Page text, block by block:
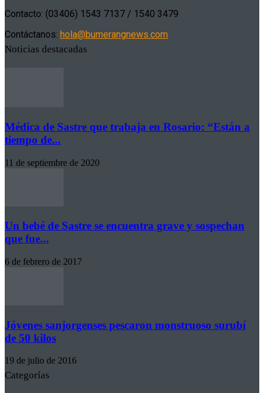
Contacto: (03406) 1543 7137 / 1540 3479
Contáctanos: hola@bumerangnews.com
Noticias destacadas
Médica de Sastre que trabaja en Rosario: “Están a
tiempo de...
11 de septiembre de 2020
Un bebé de Sastre se encuentra grave y sospechan
que fue...
6 de febrero de 2017
Jóvenes sanjorgenses pescaron monstruoso surubí
de 50 kilos
19 de julio de 2016
Categorías